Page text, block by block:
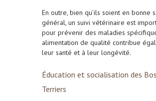
En outre, bien qu’ils soient en bonne
général, un suivi vétérinaire est
pour prévenir des maladies
alimentation de qualité contribue
leur santé et à leur longévité.
Éducation et socialisation des
Terriers